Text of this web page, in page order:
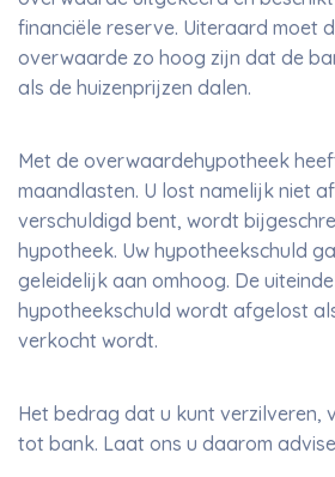
financiële reserve. Uiteraard moet
overwaarde zo hoog zijn dat de
als de huizenprijzen dalen.
Met de overwaardehypotheek
maandlasten. U lost namelijk niet
verschuldigd bent, wordt
hypotheek. Uw hypotheekschuld
geleidelijk aan omhoog. De
hypotheekschuld wordt afgelost
verkocht wordt.
Het bedrag dat u kunt verzilveren,
tot bank. Laat ons u daarom